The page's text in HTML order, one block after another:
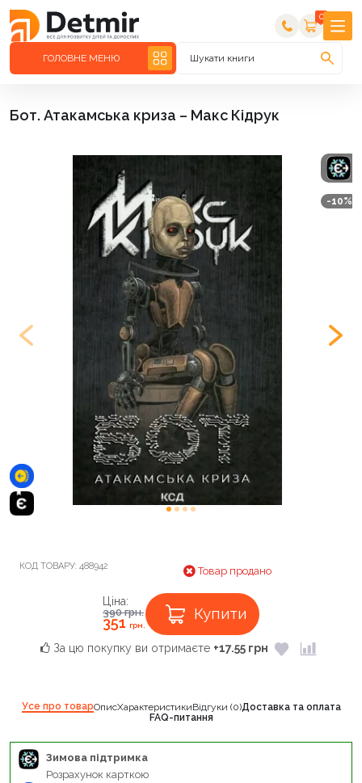
0
ГОЛОВНЕ МЕНЮ Шукати книги
Бот. Атакамська криза – Макс Кідрук
-10%
КОД ТОВАРУ: 488942 Товар продано
Ціна:
390грн.
351грн.
Купити
За цю покупку ви отримаєте +17.55 грн
Усе про товарОписХарактеристикиВідгуки (0)Доставка та оплата
FAQ-питання
Зимова підтримка
Розрахунок карткою